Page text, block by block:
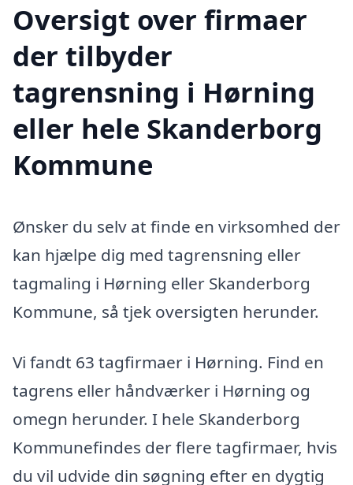
Oversigt over firmaer
der tilbyder
tagrensning i Hørning
eller hele Skanderborg
Kommune
Ønsker du selv at finde en virksomhed der
kan hjælpe dig med tagrensning eller
tagmaling i Hørning eller Skanderborg
Kommune, så tjek oversigten herunder.
Vi fandt 63 tagfirmaer i Hørning. Find en
tagrens eller håndværker i Hørning og
omegn herunder. I hele Skanderborg
Kommunefindes der flere tagfirmaer, hvis
du vil udvide din søgning efter en dygtig